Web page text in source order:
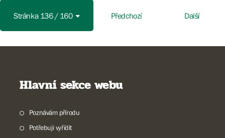
Stránka 136 / 160 Předchozí Další
Hlavní sekce webu
Poznávám přírodu
Potřebuji vyřídit